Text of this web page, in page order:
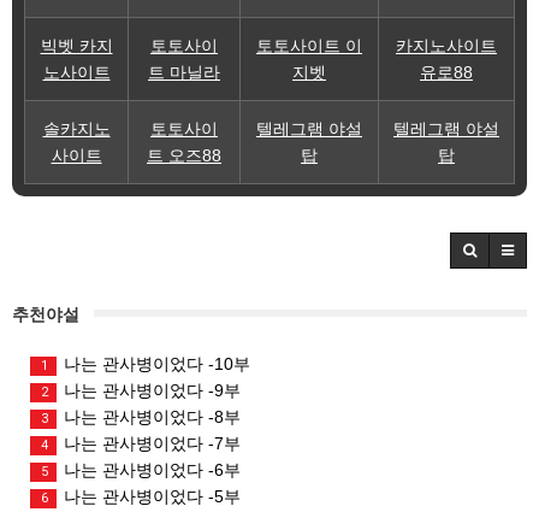
빅벳 카지
노사이트
토토사이
트 마닐라
토토사이트 이
지벳
카지노사이트
유로88
솔카지노
사이트
토토사이
트 오즈88
텔레그램 야설
탑
텔레그램 야설
탑
추천야설
1 나는 관사병이었다 -10부
2 나는 관사병이었다 -9부
3 나는 관사병이었다 -8부
4 나는 관사병이었다 -7부
5 나는 관사병이었다 -6부
6 나는 관사병이었다 -5부